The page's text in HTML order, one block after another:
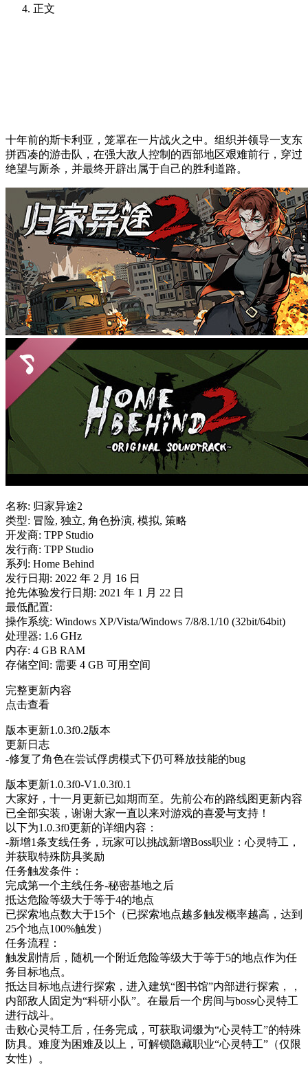
正文
十年前的斯卡利亚，笼罩在一片战火之中。组织并领导一支东
拼西凑的游击队，在强大敌人控制的西部地区艰难前行，穿过
绝望与厮杀，并最终开辟出属于自己的胜利道路。
名称: 归家异途2
类型: 冒险, 独立, 角色扮演, 模拟, 策略
开发商: TPP Studio
发行商: TPP Studio
系列: Home Behind
发行日期: 2022 年 2 月 16 日
抢先体验发行日期: 2021 年 1 月 22 日
最低配置:
操作系统: Windows XP/Vista/Windows 7/8/8.1/10 (32bit/64bit)
处理器: 1.6 GHz
内存: 4 GB RAM
存储空间: 需要 4 GB 可用空间
完整更新内容
点击查看
版本更新1.0.3f0.2版本
更新日志
-修复了角色在尝试俘虏模式下仍可释放技能的bug
版本更新1.0.3f0-V1.0.3f0.1
大家好，十一月更新已如期而至。先前公布的路线图更新内容
已全部实装，谢谢大家一直以来对游戏的喜爱与支持！
以下为1.0.3f0更新的详细内容：
-新增1条支线任务，玩家可以挑战新增Boss职业：心灵特工，
并获取特殊防具奖励
任务触发条件：
完成第一个主线任务-秘密基地之后
抵达危险等级大于等于4的地点
已探索地点数大于15个（已探索地点越多触发概率越高，达到
25个地点100%触发）
任务流程：
触发剧情后，随机一个附近危险等级大于等于5的地点作为任
务目标地点。
抵达目标地点进行探索，进入建筑“图书馆”内部进行探索，，
内部敌人固定为“科研小队”。在最后一个房间与boss心灵特工
进行战斗。
击败心灵特工后，任务完成，可获取词缀为“心灵特工”的特殊
防具。难度为困难及以上，可解锁隐藏职业“心灵特工”（仅限
女性）。